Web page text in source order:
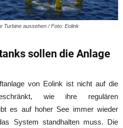
Turbine aussehen / Foto: Eolink
sollen die Anlage
von Eolink ist nicht auf die
wie ihre regulären
es auf hoher See immer wieder
System standhalten muss. Die